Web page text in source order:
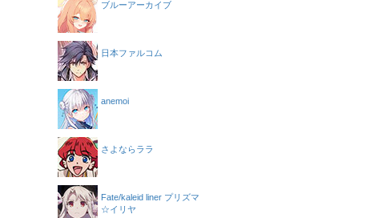
ブルーアーカイブ
日本ファルコム
anemoi
さよならララ
Fate/kaleid liner プリズマ
☆イリヤ